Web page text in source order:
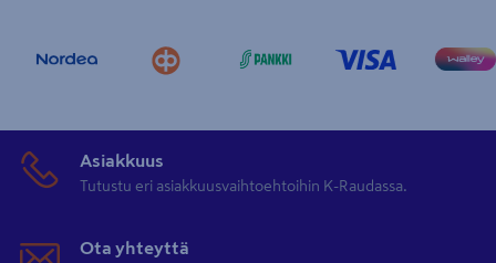
Henkilönsuojaimet monipuolisesti K-Raudoista
kannattaa olla elintärkeät
vältyt haavereilta ja ambulanssin vilkuilta. Hätätilanteessa muista
Asiakkuus
Tutustu eri asiakkuusvaihtoehtoihin K-Raudassa.
Ota yhteyttä